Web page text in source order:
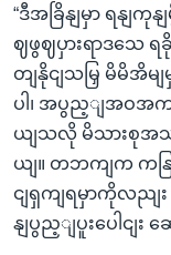
“ဒီအခြိနျမှာ ရန
ဈဖွဈပှားရာဒသေ
တျနိုငျသမြှ မိမိအိမျ
ပါ၊ အပွည့ျအဝ
ယျသလို မိသားစုအသ
ယျ။ တဘကျက ကနြျ
ငျရှကျရမှာကိုလညျ
နျပွည့ျပူးပေါငျး